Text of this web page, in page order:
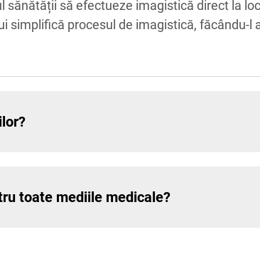
să efectueze imagistică direct la
procesul de imagistică, făcându-l
toate mediile medicale?